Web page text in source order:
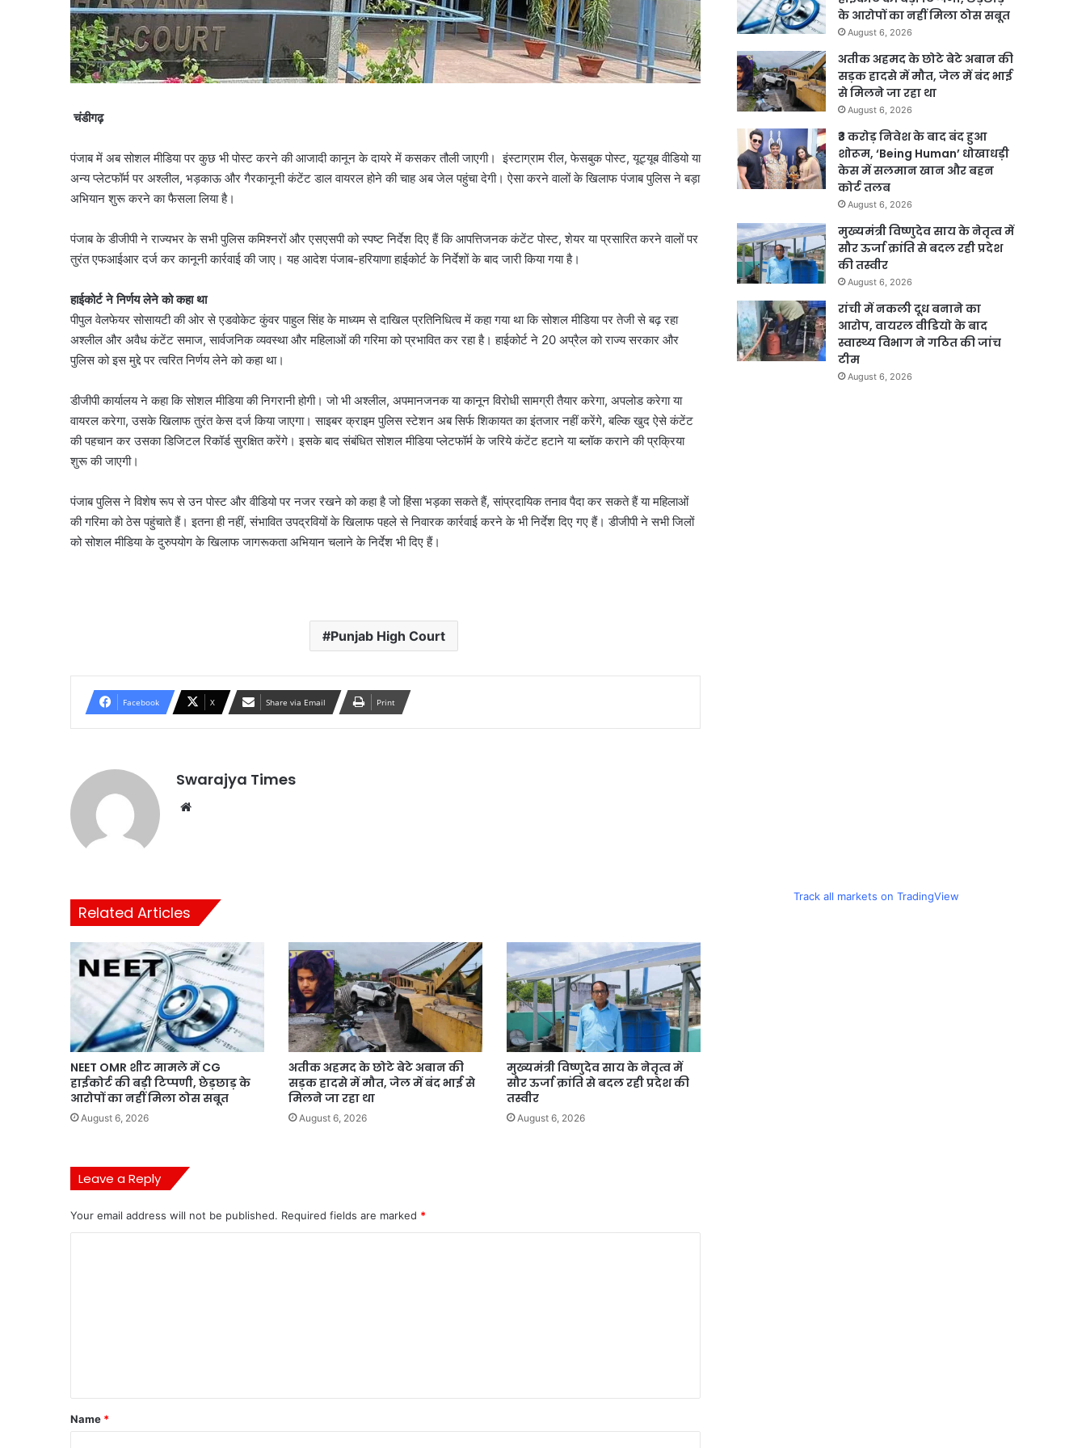
चंडीगढ़
पंजाब में अब सोशल मीडिया पर कुछ भी पोस्ट करने की आजादी कानून के दायरे में कसकर तौली जाएगी। इंस्टाग्राम रील, फेसबुक पोस्ट, यूट्यूब वीडियो या
अन्य प्लेटफॉर्म पर अश्लील, भड़काऊ और गैरकानूनी कंटेंट डाल वायरल होने की चाह अब जेल पहुंचा देगी। ऐसा करने वालों के खिलाफ पंजाब पुलिस ने बड़ा
अभियान शुरू करने का फैसला लिया है।
पंजाब के डीजीपी ने राज्यभर के सभी पुलिस कमिश्नरों और एसएसपी को स्पष्ट निर्देश दिए हैं कि आपत्तिजनक कंटेंट पोस्ट, शेयर या प्रसारित करने वालों पर
तुरंत एफआईआर दर्ज कर कानूनी कार्रवाई की जाए। यह आदेश पंजाब-हरियाणा हाईकोर्ट के निर्देशों के बाद जारी किया गया है।
हाईकोर्ट ने निर्णय लेने को कहा था
पीपुल वेलफेयर सोसायटी की ओर से एडवोकेट कुंवर पाहुल सिंह के माध्यम से दाखिल प्रतिनिधित्व में कहा गया था कि सोशल मीडिया पर तेजी से बढ़ रहा
अश्लील और अवैध कंटेंट समाज, सार्वजनिक व्यवस्था और महिलाओं की गरिमा को प्रभावित कर रहा है। हाईकोर्ट ने 20 अप्रैल को राज्य सरकार और
पुलिस को इस मुद्दे पर त्वरित निर्णय लेने को कहा था।
डीजीपी कार्यालय ने कहा कि सोशल मीडिया की निगरानी होगी। जो भी अश्लील, अपमानजनक या कानून विरोधी सामग्री तैयार करेगा, अपलोड करेगा या
वायरल करेगा, उसके खिलाफ तुरंत केस दर्ज किया जाएगा। साइबर क्राइम पुलिस स्टेशन अब सिर्फ शिकायत का इंतजार नहीं करेंगे, बल्कि खुद ऐसे कंटेंट
की पहचान कर उसका डिजिटल रिकॉर्ड सुरक्षित करेंगे। इसके बाद संबंधित सोशल मीडिया प्लेटफॉर्म के जरिये कंटेंट हटाने या ब्लॉक कराने की प्रक्रिया
शुरू की जाएगी।
पंजाब पुलिस ने विशेष रूप से उन पोस्ट और वीडियो पर नजर रखने को कहा है जो हिंसा भड़का सकते हैं, सांप्रदायिक तनाव पैदा कर सकते हैं या महिलाओं
की गरिमा को ठेस पहुंचाते हैं। इतना ही नहीं, संभावित उपद्रवियों के खिलाफ पहले से निवारक कार्रवाई करने के भी निर्देश दिए गए हैं। डीजीपी ने सभी जिलों
को सोशल मीडिया के दुरुपयोग के खिलाफ जागरूकता अभियान चलाने के निर्देश भी दिए हैं।
Punjab High Court
Facebook X Share via Email Print
Swarajya Times
Related Articles
NEET OMR शीट मामले में CG
हाईकोर्ट की बड़ी टिप्पणी, छेड़छाड़ के
आरोपों का नहीं मिला ठोस सबूत
August 6, 2026
अतीक अहमद के छोटे बेटे अबान की
सड़क हादसे में मौत, जेल में बंद भाई से
मिलने जा रहा था
August 6, 2026
मुख्यमंत्री विष्णुदेव साय के नेतृत्व में
सौर ऊर्जा क्रांति से बदल रही प्रदेश की
तस्वीर
August 6, 2026
Leave a Reply
Your email address will not be published. Required fields are marked *
*
Name *
के आरोपों का नहीं मिला ठोस सबूत
August 6, 2026
अतीक अहमद के छोटे बेटे अबान की
सड़क हादसे में मौत, जेल में बंद भाई
से मिलने जा रहा था
August 6, 2026
₹3 करोड़ निवेश के बाद बंद हुआ
शोरूम, ‘Being Human’ धोखाधड़ी
केस में सलमान खान और बहन
कोर्ट तलब
August 6, 2026
मुख्यमंत्री विष्णुदेव साय के नेतृत्व में
सौर ऊर्जा क्रांति से बदल रही प्रदेश
की तस्वीर
August 6, 2026
रांची में नकली दूध बनाने का
आरोप, वायरल वीडियो के बाद
स्वास्थ्य विभाग ने गठित की जांच
टीम
August 6, 2026
Track all markets on TradingView